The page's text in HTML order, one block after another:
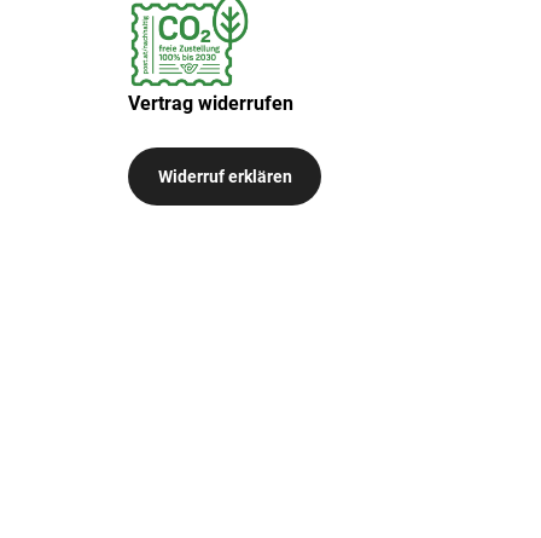
Vertrag widerrufen
Widerruf erklären